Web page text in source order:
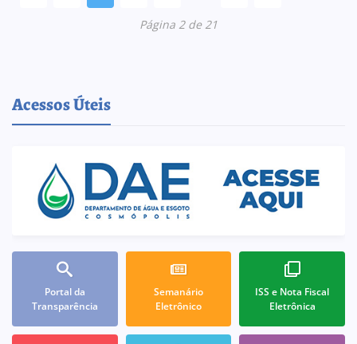
Página 2 de 21
Acessos Úteis
Portal da
Transparência
Semanário
Eletrônico
ISS e Nota Fiscal
Eletrônica